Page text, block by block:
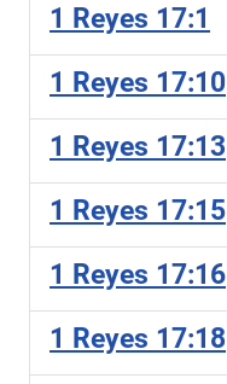
1 Reyes 17:1
1 Reyes 17:10
1 Reyes 17:13
1 Reyes 17:15
1 Reyes 17:16
1 Reyes 17:18